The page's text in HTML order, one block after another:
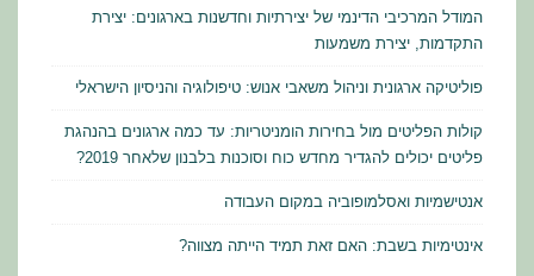
המודל המרכיבי הדינמי של יצירתיות וחדשנות בארגונים: יצירת
התקדמות, יצירת משמעות
פוליטיקה ארגונית וניהול משאבי אנוש: טיפולוגיה והניסיון הישראלי
קולות הפליטים מול בחירות הומניטריות: עד כמה ארגונים בהנהגת
פליטים יכולים להגדיר מחדש כוח וסוכנות בלבנון שלאחר 2019?
אנטישמיות ואסלמופוביה במקום העבודה
אינטימיות בשבת: האם זאת תמיד הייתה מצווה?